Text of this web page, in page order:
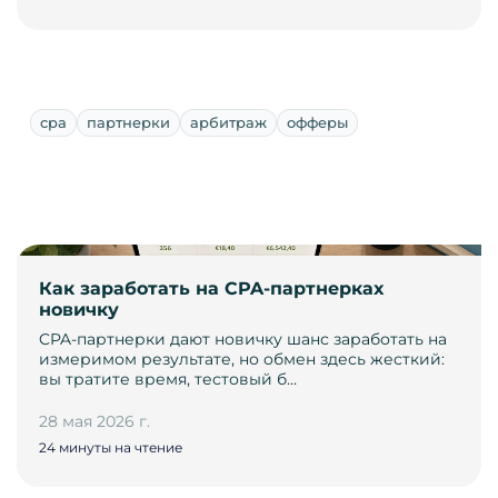
cpa партнерки арбитраж офферы
Как заработать на CPA-партнерках
новичку
CPA-партнерки дают новичку шанс заработать на
измеримом результате, но обмен здесь жесткий:
вы тратите время, тестовый б…
28 мая 2026 г.
24 минуты на чтение